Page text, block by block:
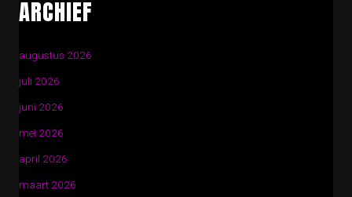
ARCHIEF
augustus 2026
juli 2026
juni 2026
mei 2026
april 2026
maart 2026